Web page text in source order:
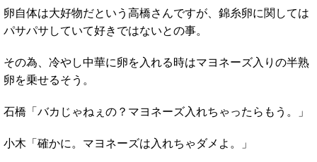
卵自体は大好物だという高橋さんですが、錦糸卵に関しては
パサパサしていて好きではないとの事。
その為、冷やし中華に卵を入れる時はマヨネーズ入りの半熟
卵を乗せるそう。
石橋「バカじゃねぇの？マヨネーズ入れちゃったらもう。」
小木「確かに。マヨネーズは入れちゃダメよ。」